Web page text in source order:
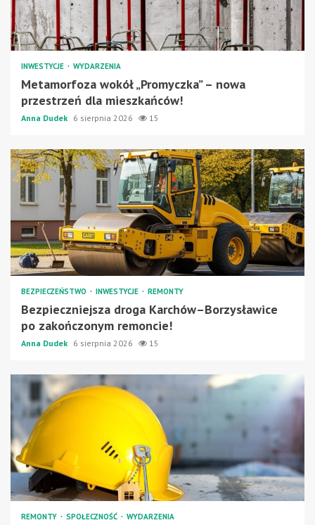
INWESTYCJE WYDARZENIA
Metamorfoza wokół „Promyczka” – nowa
przestrzeń dla mieszkańców!
Anna Dudek 6 sierpnia 2026 15
BEZPIECZEŃSTWO INWESTYCJE REMONTY
Bezpieczniejsza droga Karchów–Borzysławice
po zakończonym remoncie!
Anna Dudek 6 sierpnia 2026 15
REMONTY SPOŁECZNOŚĆ WYDARZENIA